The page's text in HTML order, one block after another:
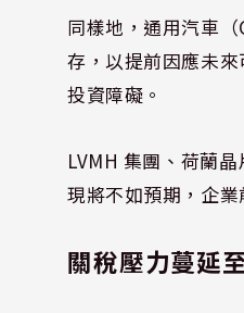
同樣地，通用汽車
存，以提前因應未
投資障礙。
LVMH 集團、荷蘭
現將不如預期，企
關稅壓力蔓延